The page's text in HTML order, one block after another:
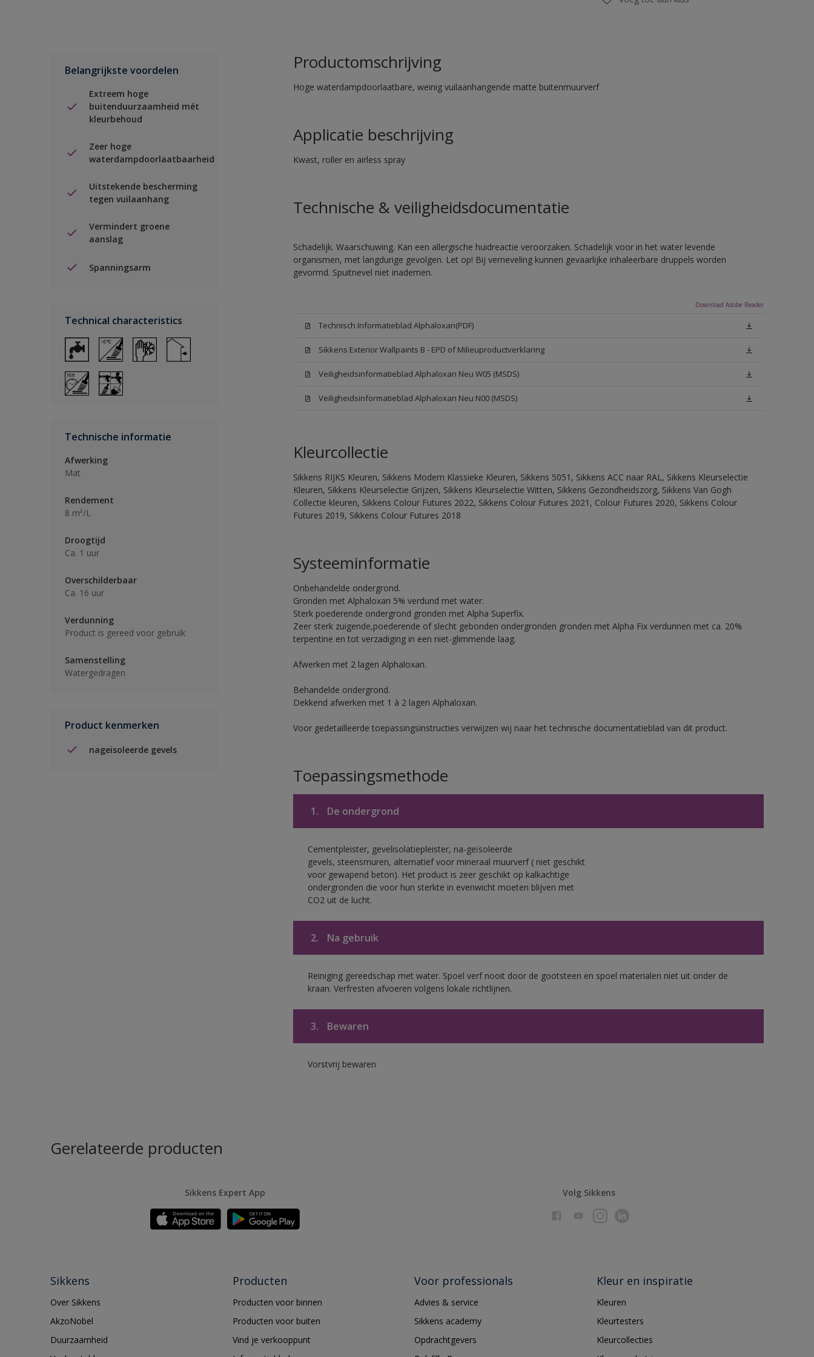
Belangrijkste voordelen
Extreem hoge
buitenduurzaamheid mét
kleurbehoud
Zeer hoge
waterdampdoorlaatbaarheid
Uitstekende bescherming
tegen vuilaanhang
Vermindert groene
aanslag
Spanningsarm
Technical characteristics
Technische informatie
Afwerking
Mat
Rendement
8 m²/L
Droogtijd
Ca. 1 uur
Overschilderbaar
Ca. 16 uur
Verdunning
Product is gereed voor gebruik
Samenstelling
Watergedragen
Product kenmerken
nageisoleerde gevels
Productomschrijving
Hoge waterdampdoorlaatbare, weinig vuilaanhangende matte buitenmuurverf
Applicatie beschrijving
Kwast, roller en airless spray
Technische & veiligheidsdocumentatie
Schadelijk. Waarschuwing. Kan een allergische huidreactie veroorzaken. Schadelijk voor in het water levende
organismen, met langdurige gevolgen. Let op! Bij verneveling kunnen gevaarlijke inhaleerbare druppels worden
gevormd. Spuitnevel niet inademen.
Download Adobe Reader
Technisch Informatieblad Alphaloxan(PDF)
Sikkens Exterior Wallpaints B - EPD of Milieuproductverklaring
Veiligheidsinformatieblad Alphaloxan Neu W05 (MSDS)
Veiligheidsinformatieblad Alphaloxan Neu N00 (MSDS)
Kleurcollectie
Sikkens RIJKS Kleuren, Sikkens Modern Klassieke Kleuren, Sikkens 5051, Sikkens ACC naar RAL, Sikkens Kleurselectie
Kleuren, Sikkens Kleurselectie Grijzen, Sikkens Kleurselectie Witten, Sikkens Gezondheidszorg, Sikkens Van Gogh
Collectie kleuren, Sikkens Colour Futures 2022, Sikkens Colour Futures 2021, Colour Futures 2020, Sikkens Colour
Futures 2019, Sikkens Colour Futures 2018
Systeeminformatie
Onbehandelde ondergrond.
Gronden met Alphaloxan 5% verdund met water.
Sterk poederende ondergrond gronden met Alpha Superfix.
Zeer sterk zuigende,poederende of slecht gebonden ondergronden gronden met Alpha Fix verdunnen met ca. 20%
terpentine en tot verzadiging in een niet-glimmende laag.
Afwerken met 2 lagen Alphaloxan.
Behandelde ondergrond.
Dekkend afwerken met 1 à 2 lagen Alphaloxan.
Voor gedetailleerde toepassingsinstructies verwijzen wij naar het technische documentatieblad van dit product.
Toepassingsmethode
1. De ondergrond
Cementpleister, gevelisolatiepleister, na-geïsoleerde
gevels, steensmuren, alternatief voor mineraal muurverf ( niet geschikt
voor gewapend beton). Het product is zeer geschikt op kalkachtige
ondergronden die voor hun sterkte in evenwicht moeten blijven met
CO2 uit de lucht.
2. Na gebruik
Reiniging gereedschap met water. Spoel verf nooit door de gootsteen en spoel materialen niet uit onder de
kraan. Verfresten afvoeren volgens lokale richtlijnen.
3. Bewaren
Vorstvrij bewaren
Gerelateerde producten
Sikkens Expert App Volg Sikkens
Sikkens
Over Sikkens
AkzoNobel
Duurzaamheid
Producten
Producten voor binnen
Producten voor buiten
Vind je verkooppunt
Voor professionals
Advies & service
Sikkens academy
Opdrachtgevers
Kleur en inspiratie
Kleuren
Kleurtesters
Kleurcollecties